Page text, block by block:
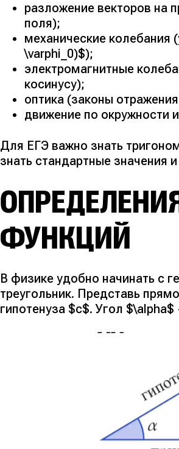
разложение векторов на
поля);
механические колебания
\varphi_0)$);
электромагнитные
косинусу);
оптика (законы
движение по окружности
Для ЕГЭ важно знать
знать стандартные значения
ФУНКЦИЙ
В физике удобно начинать с
треугольник. Представь
гипотенуза $c$. Угол